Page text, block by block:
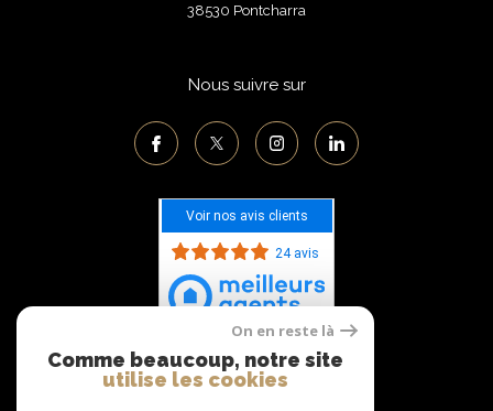
38530
pontcharra
Nous suivre sur
Voir nos avis clients
24 avis
Adhérents
On en reste là
Comme beaucoup, notre site
utilise les cookies